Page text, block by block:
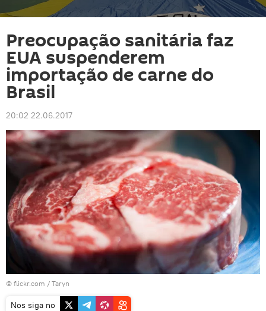
Preocupação sanitária faz
EUA suspenderem
importação de carne do
Brasil
20:02 22.06.2017
© flickr.com / Taryn
Nos siga no